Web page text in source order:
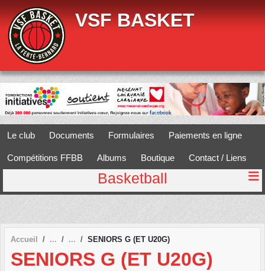
VSF BASKET
Le club Documents Formulaires Paiements en ligne
Compétitions FFBB Albums Boutique Contact / Liens
Basketball
Accueil SENIORS G (ET U20G)
SENIORS G (ET U20G)
Panneau de gestion des cookies